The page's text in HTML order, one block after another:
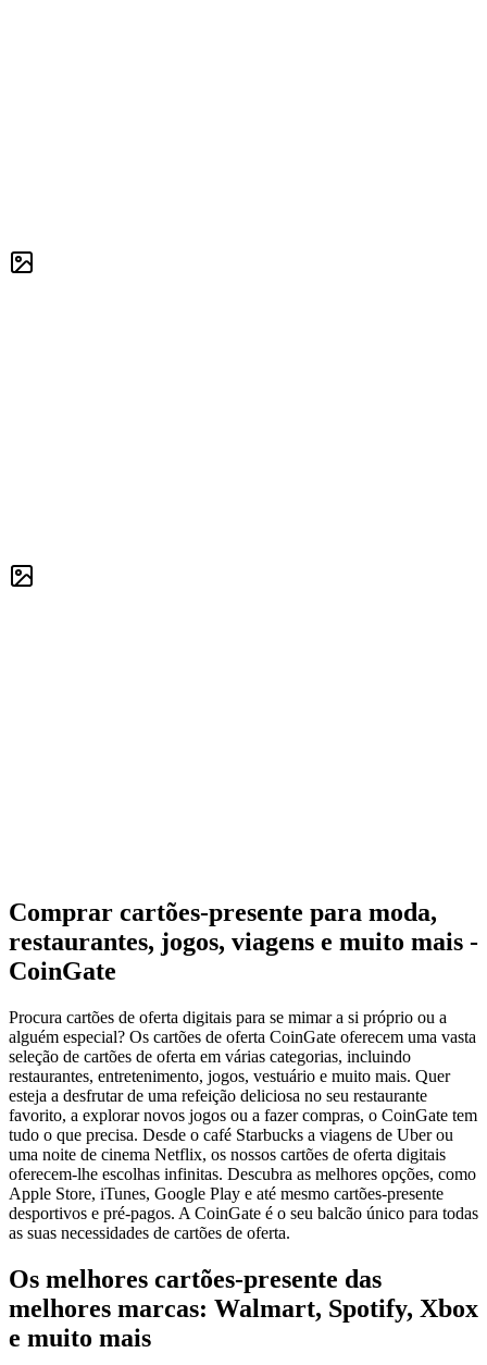
Comprar cartões-presente para moda,
restaurantes, jogos, viagens e muito mais -
CoinGate
Procura cartões de oferta digitais para se mimar a si próprio ou a
alguém especial? Os cartões de oferta CoinGate oferecem uma vasta
seleção de cartões de oferta em várias categorias, incluindo
restaurantes, entretenimento, jogos, vestuário e muito mais. Quer
esteja a desfrutar de uma refeição deliciosa no seu restaurante
favorito, a explorar novos jogos ou a fazer compras, o CoinGate tem
tudo o que precisa. Desde o café Starbucks a viagens de Uber ou
uma noite de cinema Netflix, os nossos cartões de oferta digitais
oferecem-lhe escolhas infinitas. Descubra as melhores opções, como
Apple Store, iTunes, Google Play e até mesmo cartões-presente
desportivos e pré-pagos. A CoinGate é o seu balcão único para todas
as suas necessidades de cartões de oferta.
Os melhores cartões-presente das
melhores marcas: Walmart, Spotify, Xbox
e muito mais